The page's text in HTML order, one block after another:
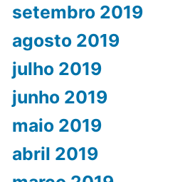
setembro 2019
agosto 2019
julho 2019
junho 2019
maio 2019
abril 2019